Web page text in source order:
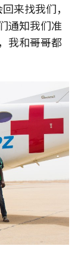
来找我们，
通知我们准
我和哥哥都